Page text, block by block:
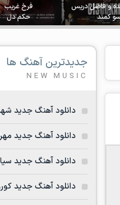
و فاضل دریس
کمند
فرخ غریب
حکم دل
جدیدترین آهنگ ها
NEW MUSIC
دانلود آهنگ جدید
دانلود آهنگ جدید
دانلود آهنگ جدید
دانلود آهنگ جدید